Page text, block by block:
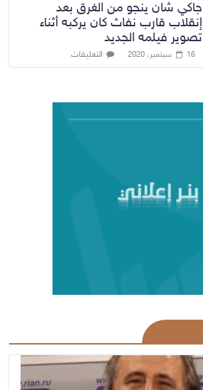
جاكي شان ينجو من الغرق بعد
إنقلاب قارب نفاث كان يركبه أثناء
تصوير فيلمه الجديد
16 سبتمبر، 2020 التعليقات